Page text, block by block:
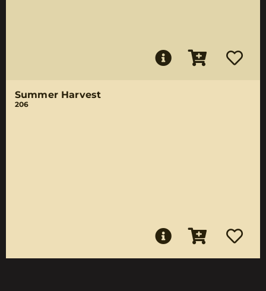
Summer Harvest
206